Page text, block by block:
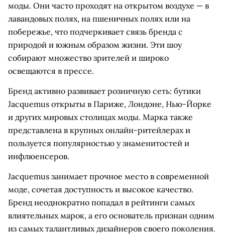
моды. Они часто проходят на открытом воздухе — в
лавандовых полях, на пшеничных полях или на
побережье, что подчеркивает связь бренда с
природой и южным образом жизни. Эти шоу
собирают множество зрителей и широко
освещаются в прессе.
Бренд активно развивает розничную сеть: бутики
Jacquemus открыты в Париже, Лондоне, Нью-Йорке
и других мировых столицах моды. Марка также
представлена в крупных онлайн-ритейлерах и
пользуется популярностью у знаменитостей и
инфлюенсеров.
Jacquemus занимает прочное место в современной
моде, сочетая доступность и высокое качество.
Бренд неоднократно попадал в рейтинги самых
влиятельных марок, а его основатель признан одним
из самых талантливых дизайнеров своего поколения.